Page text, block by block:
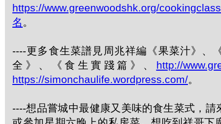
https://www.greenwoodshk.org/
名 。
----更多食生菜譜見周兆祥編《果菜汁》、
全》、《食生實踐篇》、 http://
https://simonchaulife.wordpress.com/。
----想品嘗城中最健康又美味的食生菜式，請